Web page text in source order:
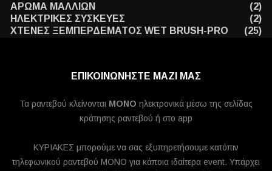
ΑΡΩΜΑ ΜΑΛΛΙΩΝ
(2)
ΗΛΕΚΤΡΙΚΕΣ ΣΥΣΚΕΥΕΣ
(2)
ΧΤΕΝΕΣ ΞΕΜΠΕΡΔΕΜΑΤΟΣ WET BRUSH-PRO
(25)
ΕΠΙΚΟΙΝΩΝΗΣΤΕ ΜΑΖΙ ΜΑΣ
Τα ραντεβού κλείνονται MONO ηλεκτρονικά μέσω της σελίδας
κράτησης ραντεβού ή στο app
ΚΥΡΙΑΚΕΣ μπορούμε να σας εξυπηρετήσουμε κατόπιν
τηλεφωνικού ραντεβού ΜΟΝΟ για κάποια ιδαίτερα event. Υπάρχει